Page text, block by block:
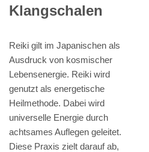
Klangschalen
Reiki gilt im Japanischen als
Ausdruck von kosmischer
Lebensenergie. Reiki wird
genutzt als energetische
Heilmethode. Dabei wird
universelle Energie durch
achtsames Auflegen geleitet.
Diese Praxis zielt darauf ab,